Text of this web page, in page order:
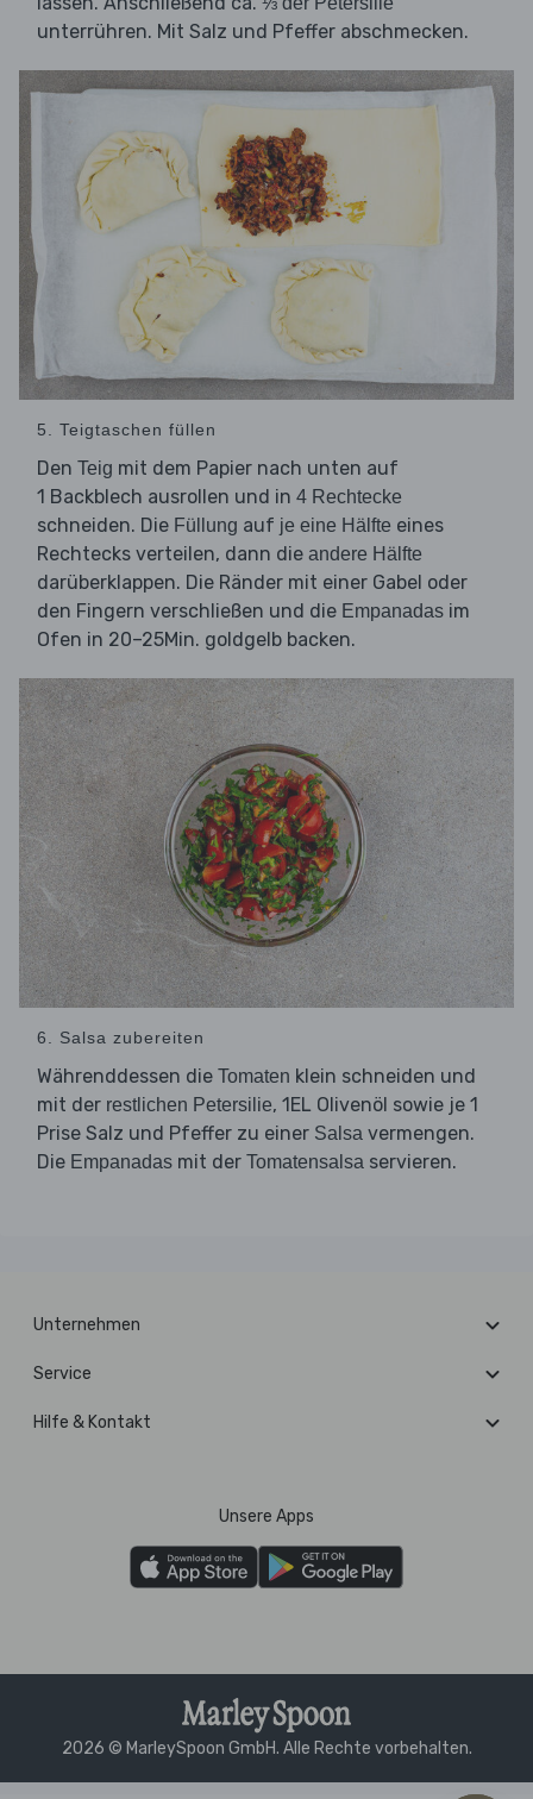
unterrühren. Mit Salz und Pfeffer abschmecken.
5. Teigtaschen füllen
Den Teig mit dem Papier nach unten auf
1 Backblech ausrollen und in 4 Rechtecke
schneiden. Die Füllung auf je eine Hälfte eines
Rechtecks verteilen, dann die andere Hälfte
darüberklappen. Die Ränder mit einer Gabel oder
den Fingern verschließen und die Empanadas im
Ofen in 20–25Min. goldgelb backen.
6. Salsa zubereiten
Währenddessen die Tomaten klein schneiden und
mit der restlichen Petersilie, 1EL Olivenöl sowie je 1
Prise Salz und Pfeffer zu einer Salsa vermengen.
Die Empanadas mit der Tomatensalsa servieren.
Unternehmen
Service
Hilfe & Kontakt
Unsere Apps
2026 © MarleySpoon GmbH. Alle Rechte vorbehalten.